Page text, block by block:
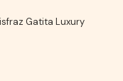
Gatita Luxury